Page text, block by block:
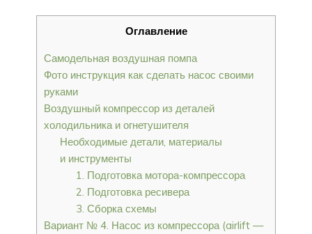
Оглавление
Самодельная воздушная помпа
Фото инструкция как сделать насос своими
руками
Воздушный компрессор из деталей
холодильника и огнетушителя
Необходимые детали, материалы
и инструменты
1. Подготовка мотора-компрессора
2. Подготовка ресивера
3. Сборка схемы
Вариант № 4. Насос из компрессора (airlift —